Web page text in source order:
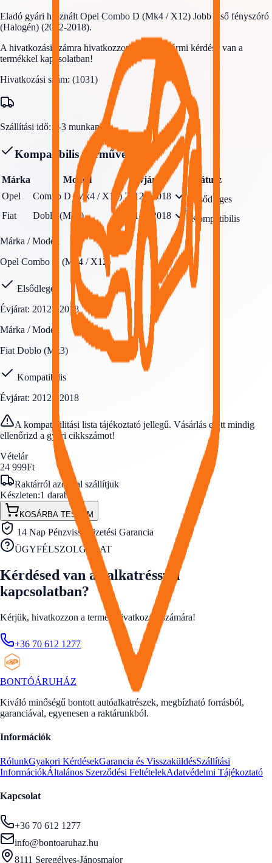
Eladó gyári használt Opel Combo D (Mk4 / X12) Jobb első fényszóró
(Halogén) (2012-2018).
A hivatkozási számra hivatkozzon, hogyha bármi kérdése van a
termékkel kapcsolatban!
Hivatkozási szám: (1031)
Szállítási idő: 1-3 munkanap.
Kompatibilis Járművek
Márka Modell Évjárat
Státusz
Opel
Combo D (Mk4 / X12) 2012 - 2018
Elsődleges
Fiat
Doblo (Mk3) 2012 - 2018 Kompatibilis
Márka / Modell
Opel Combo D (Mk4 / X12)
Elsődleges
Évjárat: 2012 - 2018
Márka / Modell
Fiat Doblo (Mk3)
Kompatibilis
Évjárat: 2012 - 2018
A kompatibilitási lista tájékoztató jellegű. Vásárlás előtt mindig
ellenőrizd a gyári cikkszámot!
Vételár
24 999Ft
Raktárról azonnal szállítjuk
Készleten:1 darab
KOSÁRBA TESZEM
14 Nap Pénzvisszafizetési Garancia
ÜGYFÉLSZOLGÁLAT
Kérdésed van az alkatrésszel
kapcsolatban?
Kérjük, hivatkozzon a termék hivatkozási számára!
+36 70 612 1277
BONTÓÁRUHÁZ
Kiváló minőségű bontott autóalkatrészek, megbízható forrásból,
garanciával, egyenesen a raktárunkból.
Információk
RólunkGyakori KérdésekGarancia és VisszaküldésSzállítási
InformációkÁltalános Szerződési FeltételekAdatvédelmi Tájékoztató
Kapcsolat
+36 70 612 1277
info@bontoaruhaz.hu
8111 Seregélyes-Jánosmajor